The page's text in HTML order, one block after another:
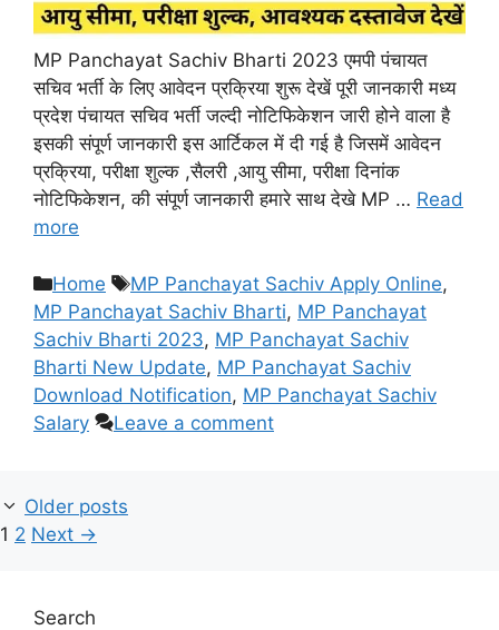
MP Panchayat Sachiv Bharti 2023 एमपी पंचायत
सचिव भर्ती के लिए आवेदन प्रक्रिया शुरू देखें पूरी जानकारी मध्य
प्रदेश पंचायत सचिव भर्ती जल्दी नोटिफिकेशन जारी होने वाला है
इसकी संपूर्ण जानकारी इस आर्टिकल में दी गई है जिसमें आवेदन
प्रक्रिया, परीक्षा शुल्क ,सैलरी ,आयु सीमा, परीक्षा दिनांक
नोटिफिकेशन, की संपूर्ण जानकारी हमारे साथ देखे MP … Read
more
Categories
Home Tags
MP Panchayat Sachiv Apply Online,
MP Panchayat Sachiv Bharti, MP Panchayat
Sachiv Bharti 2023, MP Panchayat Sachiv
Bharti New Update, MP Panchayat Sachiv
Download Notification, MP Panchayat Sachiv
Salary
Leave a comment
Older posts
Page
1 Page
2 Next →
Search